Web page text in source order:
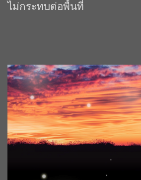
ไม่กระทบต่อพื้นที่